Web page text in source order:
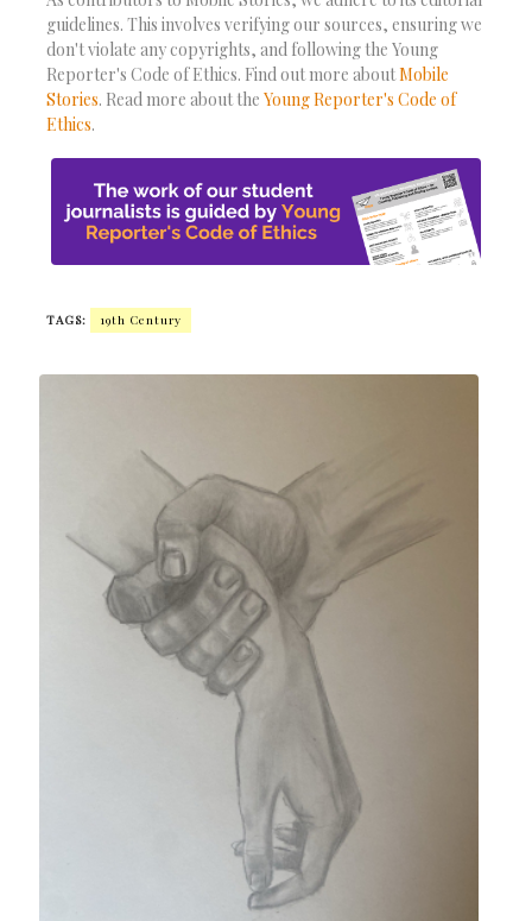
guidelines. This involves verifying our sources, ensuring we
don't violate any copyrights, and following the Young
Reporter's Code of Ethics. Find out more aboutMobile
Stories. Read more about the Young Reporter's Code of
Ethics.
TAGS: 19th Century